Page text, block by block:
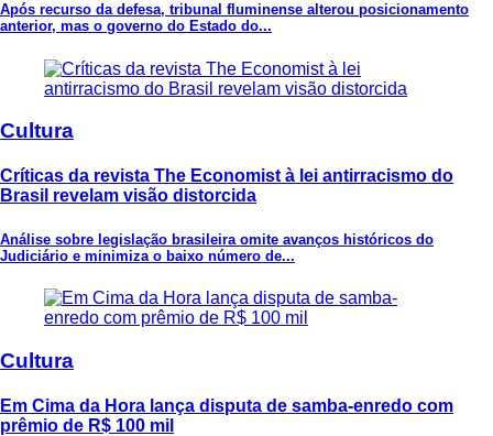
Após recurso da defesa, tribunal fluminense alterou posicionamento
anterior, mas o governo do Estado do...
Cultura
Críticas da revista The Economist à lei antirracismo do
Brasil revelam visão distorcida
Análise sobre legislação brasileira omite avanços históricos do
Judiciário e minimiza o baixo número de...
Cultura
Em Cima da Hora lança disputa de samba-enredo com
prêmio de R$ 100 mil